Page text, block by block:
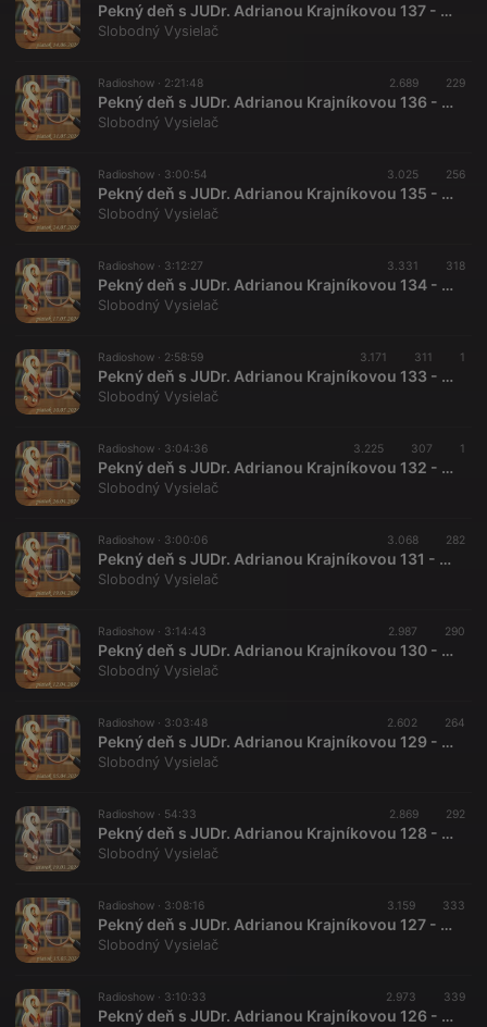
Pekný deň s JUDr. Adrianou Krajníkovou 137 - 2024-06-14 - Marica Pirošíková
Slobodný Vysielač
Radioshow · 2:21:48 2.689 229
Pekný deň s JUDr. Adrianou Krajníkovou 136 - 2024-05-31 Roman Michelko
Slobodný Vysielač
Radioshow · 3:00:54 3.025 256
Pekný deň s JUDr. Adrianou Krajníkovou 135 - 2024-05-24
Slobodný Vysielač
Radioshow · 3:12:27 3.331 318
Pekný deň s JUDr. Adrianou Krajníkovou 134 - 2024-05-17 Štefan Harabin
Slobodný Vysielač
Radioshow · 2:58:59 3.171 311 1
Pekný deň s JUDr. Adrianou Krajníkovou 133 - 2024-05-10 Tibor Eliot Rostas
Slobodný Vysielač
Radioshow · 3:04:36 3.225 307 1
Pekný deň s JUDr. Adrianou Krajníkovou 132 - 2024-04-26
Slobodný Vysielač
Radioshow · 3:00:06 3.068 282
Pekný deň s JUDr. Adrianou Krajníkovou 131 - 2024-04-19
Slobodný Vysielač
Radioshow · 3:14:43 2.987 290
Pekný deň s JUDr. Adrianou Krajníkovou 130 - 2024-04-12
Slobodný Vysielač
Radioshow · 3:03:48 2.602 264
Pekný deň s JUDr. Adrianou Krajníkovou 129 - 2024-04-05
Slobodný Vysielač
Radioshow · 54:33 2.869 292
Pekný deň s JUDr. Adrianou Krajníkovou 128 - 2024-03-19 špeciál
Slobodný Vysielač
Radioshow · 3:08:16 3.159 333
Pekný deň s JUDr. Adrianou Krajníkovou 127 - 2024-03-15 Tibor Eliot Rostas
Slobodný Vysielač
Radioshow · 3:10:33 2.973 339
Pekný deň s JUDr. Adrianou Krajníkovou 126 - 2024-03-08